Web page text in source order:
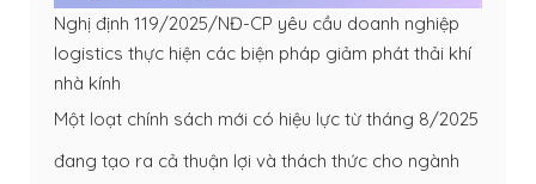
Nghị định 119/2025/NĐ-CP yêu cầu doanh nghiệp
logistics thực hiện các biện pháp giảm phát thải khí
nhà kính
Một loạt chính sách mới có hiệu lực từ tháng 8/2025
đang tạo ra cả thuận lợi và thách thức cho ngành